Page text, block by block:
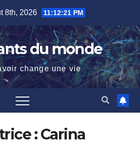
8th, 2026 11:12:22 PM
du monde
change une vie
:Carina